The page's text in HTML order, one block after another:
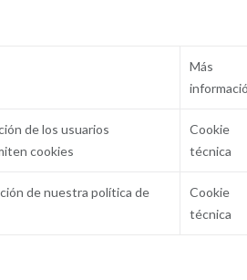
Más
de los usuarios
cookies
Cookie
técnica
de nuestra política de
Cookie
técnica